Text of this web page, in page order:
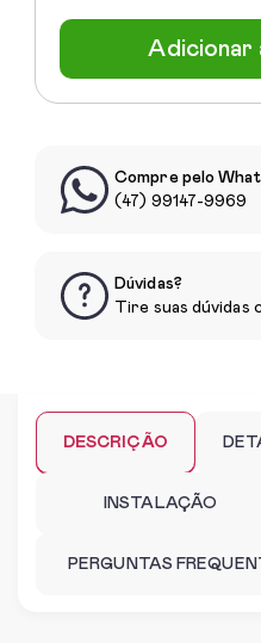
Adicionar
Compre pelo
(47) 99147-9969
Dúvidas?
Tire suas dúvidas
DESCRIÇÃO
INSTALAÇÃO
PERGUNTAS